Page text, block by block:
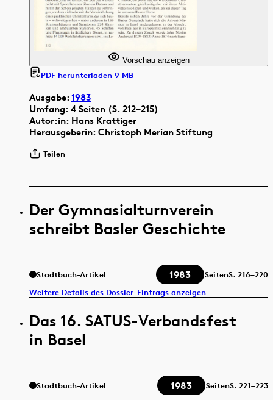
Ausgabe:1983
Umfang: 4 Seiten (S. 212–215)
Autor:in: Hans Krattiger
Herausgeberin: Christoph Merian Stiftung
Teilen
Vorschau anzeigen
PDF herunterladen 9 MB
Der Gymnasialturnverein
schreibt Basler Geschichte
Stadtbuch-Artikel 1983 SeitenS. 216–220
Weitere Details des Dossier-Eintrags anzeigen
Das 16. SATUS-Verbandsfest
in Basel
Stadtbuch-Artikel 1983 SeitenS. 221–223